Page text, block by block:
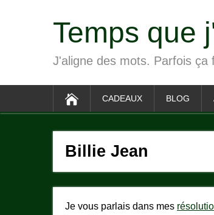
Temps que
J'aligne des mots. Parfois ça
CADEAUX BLOG
Billie Jean
Je vous parlais dans mes